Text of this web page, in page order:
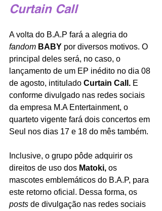
Curtain Call
A volta do B.A.P fará a alegria do
fandom BABY por diversos motivos. O
principal deles será, no caso, o
lançamento de um EP inédito no dia 08
de agosto, intitulado Curtain Call. E
conforme divulgado nas redes sociais
da empresa M.A Entertainment, o
quarteto vigente fará dois concertos em
Seul nos dias 17 e 18 do mês também.
Inclusive, o grupo pôde adquirir os
direitos de uso dos Matoki, os
mascotes emblemáticos do B.A.P, para
este retorno oficial. Dessa forma, os
posts de divulgação nas redes sociais